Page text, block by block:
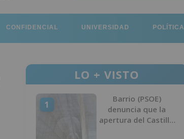
CONFIDENCIAL UNIVERSIDAD POLÍTICA
LO + VISTO
1
Barrio (PSOE)
denuncia que la
apertura del Castillo